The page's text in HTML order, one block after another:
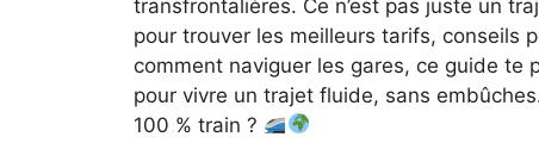
transfrontalières. Ce n’est pas juste un
pour trouver les meilleurs tarifs, conseils
comment naviguer les gares, ce guide te
pour vivre un trajet fluide, sans
100 % train ?